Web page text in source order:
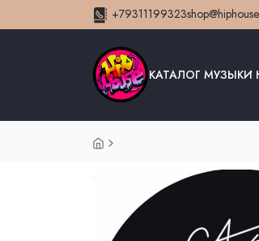
+79311199323
КАТАЛОГ МУЗЫКИ